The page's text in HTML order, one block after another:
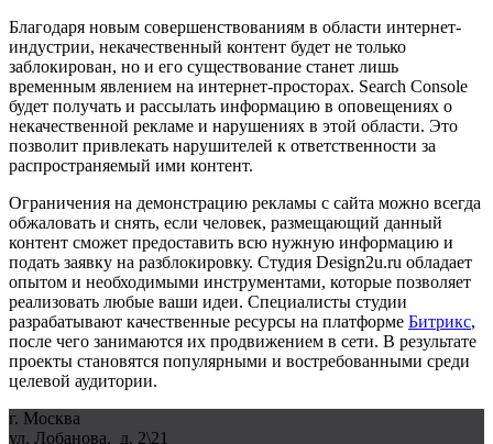
Благодаря новым совершенствованиям в области интернет-
индустрии, некачественный контент будет не только
заблокирован, но и его существование станет лишь
временным явлением на интернет-просторах. Search Console
будет получать и рассылать информацию в оповещениях о
некачественной рекламе и нарушениях в этой области. Это
позволит привлекать нарушителей к ответственности за
распространяемый ими контент.
Ограничения на демонстрацию рекламы с сайта можно всегда
обжаловать и снять, если человек, размещающий данный
контент сможет предоставить всю нужную информацию и
подать заявку на разблокировку. Студия Design2u.ru обладает
опытом и необходимыми инструментами, которые позволяет
реализовать любые ваши идеи. Специалисты студии
разрабатывают качественные ресурсы на платформе Битрикс,
после чего занимаются их продвижением в сети. В результате
проекты становятся популярными и востребованными среди
целевой аудитории.
г. Москва
ул. Лобанова, д. 2\21